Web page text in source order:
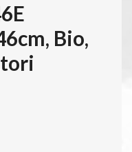
Bio,